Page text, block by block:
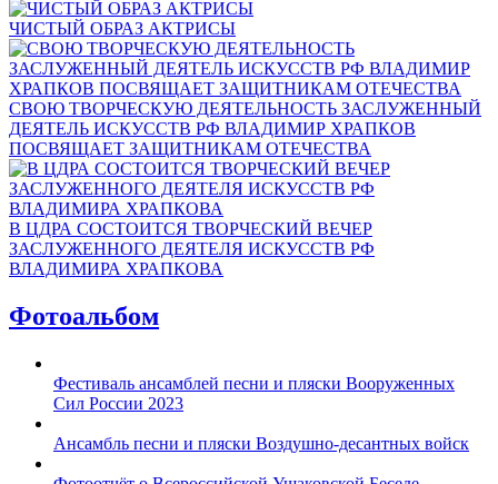
ЧИСТЫЙ ОБРАЗ АКТРИСЫ
СВОЮ ТВОРЧЕСКУЮ ДЕЯТЕЛЬНОСТЬ ЗАСЛУЖЕННЫЙ
ДЕЯТЕЛЬ ИСКУССТВ РФ ВЛАДИМИР ХРАПКОВ
ПОСВЯЩАЕТ ЗАЩИТНИКАМ ОТЕЧЕСТВА
В ЦДРА СОСТОИТСЯ ТВОРЧЕСКИЙ ВЕЧЕР
ЗАСЛУЖЕННОГО ДЕЯТЕЛЯ ИСКУССТВ РФ
ВЛАДИМИРА ХРАПКОВА
Фотоальбом
Фестиваль ансамблей песни и пляски Вооруженных
Сил России 2023
Ансамбль песни и пляски Воздушно-десантных войск